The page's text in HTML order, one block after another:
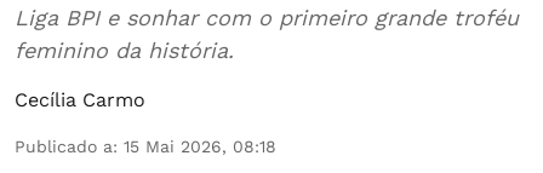
Liga BPI e sonhar com o primeiro grande troféu
feminino da história.
Cecília Carmo
Publicado a: 15 Mai 2026, 08:18